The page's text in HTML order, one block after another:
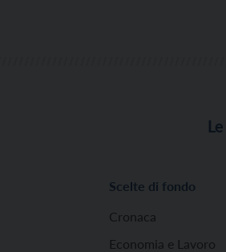
Scelte di fondo
Cronaca
Economia e Lavoro